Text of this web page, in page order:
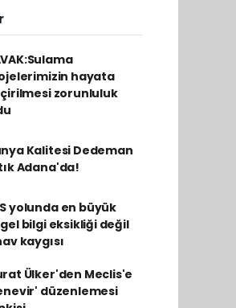
hayata
zorunluluk
Kalitesi Dedeman
Adana'da!
yolunda en büyük
bilgi eksikliği değil
kaygısı
Ülker'den Meclis'e
düzenlemesi